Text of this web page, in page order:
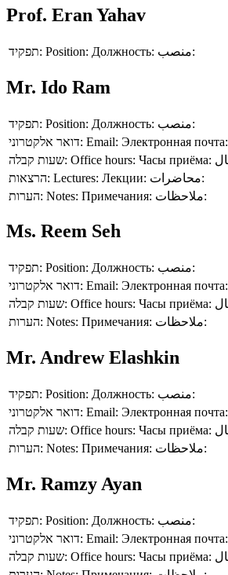
Prof. Eran Yahav
תפקיד: Position: Должность: منصب:
Mr. Ido Ram
תפקיד: Position: Должность: منصب:
דואר אלקטרוני: Email: Электронная почта:
שעות קבלה: Office hours: Часы приёма:
הרצאות: Lectures: Лекции: محاضرات:
הערות: Notes: Примечания: ملاحظات:
Ms. Reem Seh
תפקיד: Position: Должность: منصب:
דואר אלקטרוני: Email: Электронная почта:
שעות קבלה: Office hours: Часы приёма:
הערות: Notes: Примечания: ملاحظات:
Mr. Andrew Elashkin
תפקיד: Position: Должность: منصب:
דואר אלקטרוני: Email: Электронная почта:
שעות קבלה: Office hours: Часы приёма:
הערות: Notes: Примечания: ملاحظات:
Mr. Ramzy Ayan
תפקיד: Position: Должность: منصب:
דואר אלקטרוני: Email: Электронная почта:
שעות קבלה: Office hours: Часы приёма: